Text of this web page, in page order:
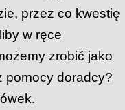
przez co kwestię
w ręce
zrobić jako
pomocy doradcy?